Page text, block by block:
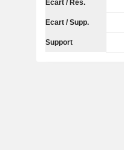
Ecart / Rés.
Ecart / Supp.
Support